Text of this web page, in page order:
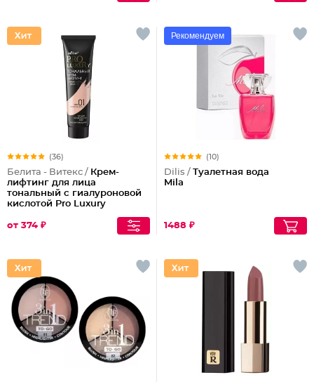
(36)
Белита - Витекс / Крем-
лифтинг для лица
тональный с гиалуроновой
кислотой Pro Luxury
от 374 ₽
Рекомендуем
(10)
Dilis / Туалетная вода
Mila
1488 ₽